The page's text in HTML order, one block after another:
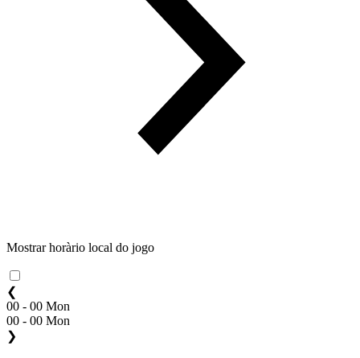
Mostrar horàrio local do jogo
❮
00 - 00 Mon
00 - 00 Mon
❯